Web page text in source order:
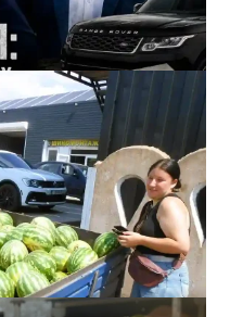
які подарунки
митниці
1